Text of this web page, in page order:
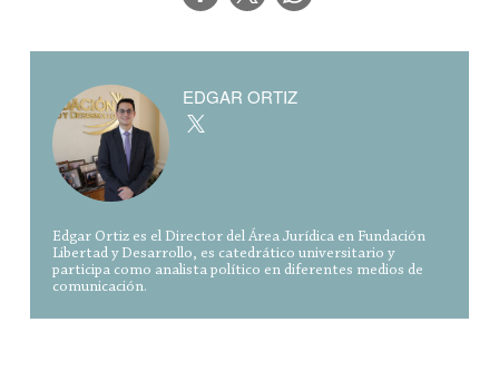
EDGAR ORTIZ
Edgar Ortiz es el Director del Área Jurídica en Fundación
Libertad y Desarrollo, es catedrático universitario y
participa como analista político en diferentes medios de
comunicación.